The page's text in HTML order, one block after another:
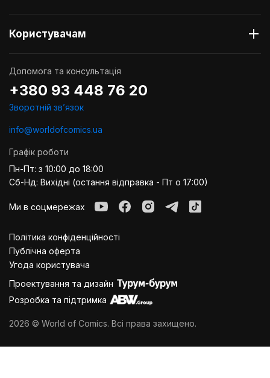
Користувачам
Допомога та консультація
+380 93 448 76 20
Зворотній звʼязок
info@worldofcomics.ua
Графік роботи
Пн-Пт: з 10:00 до 18:00
Сб-Нд: Вихідні (остання відправка - Пт о 17:00)
Ми в соцмережах
Політика конфіденційності
Публiчна оферта
Угода користувача
Проектування та дизайн
Розробка та підтримка
2026 © World of Comics. Всі права захищено.